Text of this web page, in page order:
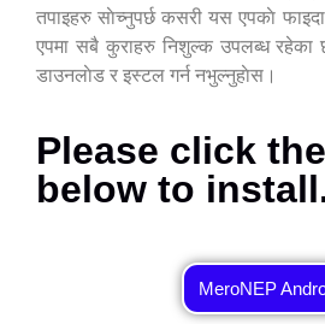
तपाइहरु साेच्नुपर्छ कसरी यस एपकाे
एपमा सबै कुराहरु निशुल्क उपलब्ध
डाउनलाेड र इस्टल गर्न नभुल्नुहाेस।
Please click
below to
MeroNEP